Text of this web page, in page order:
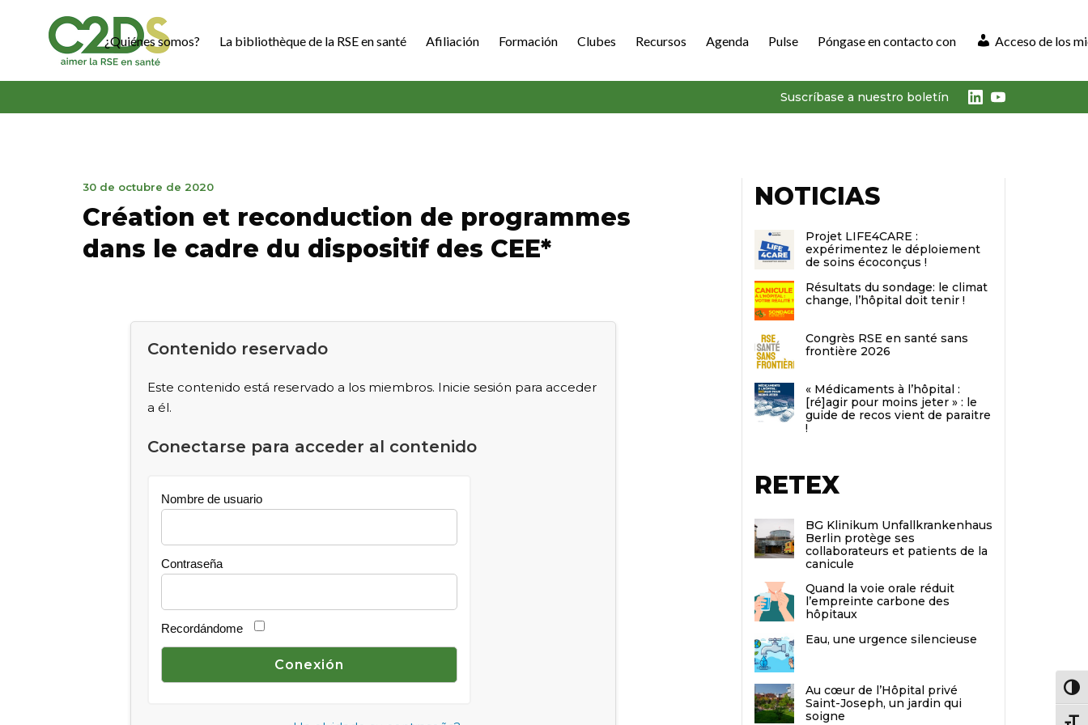
contenido
¿Quiénes somos? La bibliothèque de la RSE en santé Afiliación Formación Clubes Recursos Agenda Pulse Póngase en contacto con Acceso de los
Suscríbase a nuestro boletín LinkedIn
Youtube
30 de octubre de 202028
marzo
de
2023
Création et reconduction de programmes
dans le cadre du dispositif des CEE*
Contenido reservado
Este contenido está reservado a los miembros. Inicie sesión para acceder
a él.
Conectarse para acceder al contenido
Nombre de usuario
Contraseña
Recordándome
NOTICIAS
Projet LIFE4CARE :
expérimentez le déploiement
de soins écoconçus !
Résultats du sondage: le climat
change, l’hôpital doit tenir !
Congrès RSE en santé sans
frontière 2026
« Médicaments à l’hôpital :
[ré]agir pour moins jeter » : le
guide de recos vient de paraitre
!
RETEX
BG Klinikum Unfallkrankenhaus
Berlin protège ses
collaborateurs et patients de la
canicule
Quand la voie orale réduit
l’empreinte carbone des
hôpitaux
Eau, une urgence silencieuse
Au cœur de l’Hôpital privé
Saint-Joseph, un jardin qui
soigne